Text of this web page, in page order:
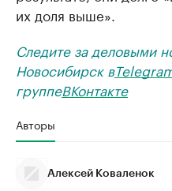
их доля выше».
Следите за деловыми
Новосибирск в
группеВКонтакте
Авторы
Алексей Коваленок